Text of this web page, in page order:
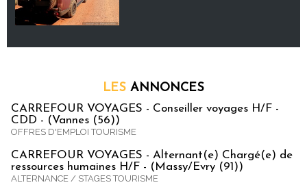
LES ANNONCES
CARREFOUR VOYAGES - Conseiller voyages H/F -
CDD - (Vannes (56))
OFFRES D'EMPLOI TOURISME
CARREFOUR VOYAGES - Alternant(e) Chargé(e) de
ressources humaines H/F - (Massy/Evry (91))
ALTERNANCE / STAGES TOURISME